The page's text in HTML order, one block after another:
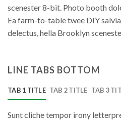
scenester 8-bit. Photo booth
Ea farm-to-table twee DIY
delectus, hella Brooklyn
LINE TABS BOTTOM
TAB 1 TITLE TAB 2 TITLE TAB 3
Sunt cliche tempor irony